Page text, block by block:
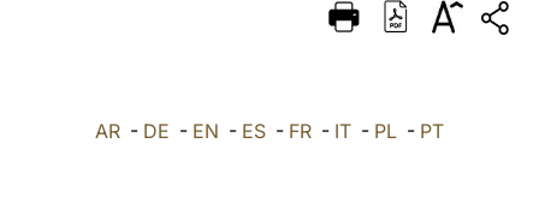
DEUTSCH
العربيّة AR - DE - EN - ES - FR - IT - PL - PT